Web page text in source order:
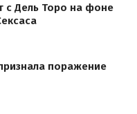
с Дель Торо на фоне
поражение